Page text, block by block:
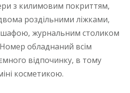
з килимовим покриттям,
роздільними ліжками,
журнальним столиком
обладнаний всім
відпочинку, в тому
косметикою.